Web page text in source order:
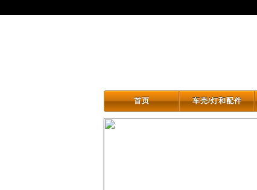
首页
首页 车壳/灯和配件
车壳/灯和配件